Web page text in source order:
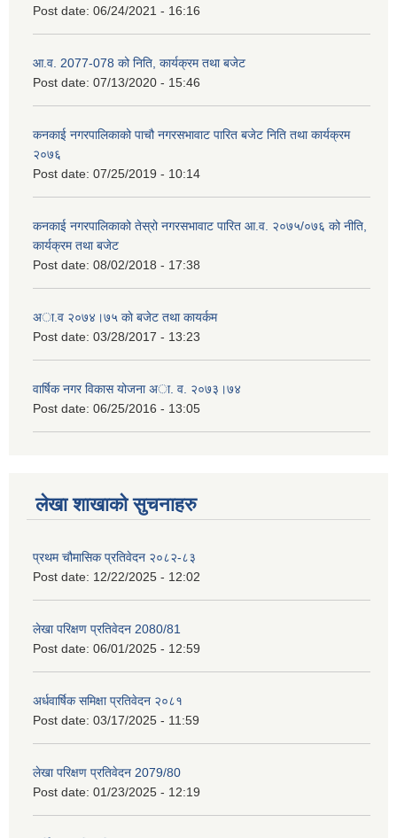
Post date: 06/24/2021 - 16:16
आ.व. 2077-078 को निति, कार्यक्रम तथा बजेट
Post date: 07/13/2020 - 15:46
कनकाई नगरपालिकाको पाचौ नगरसभावाट पारित बजेट निति तथा कार्यक्रम
२०७६
Post date: 07/25/2019 - 10:14
कनकाई नगरपालिकाको तेस्रो नगरसभावाट पारित आ.व. २०७५/०७६ को नीति,
कार्यक्रम तथा बजेट
Post date: 08/02/2018 - 17:38
अा.व २०७४।७५ काे बजेट तथा कायर्कम
Post date: 03/28/2017 - 13:23
वार्षिक नगर विकास योजना अा. व. २०७३।७४
Post date: 06/25/2016 - 13:05
लेखा शाखाको सुचनाहरु
प्रथम चौमासिक प्रतिवेदन २०८२-८३
Post date: 12/22/2025 - 12:02
लेखा परिक्षण प्रतिवेदन 2080/81
Post date: 06/01/2025 - 12:59
अर्धवार्षिक समिक्षा प्रतिवेदन २०८१
Post date: 03/17/2025 - 11:59
लेखा परिक्षण प्रतिवेदन 2079/80
Post date: 01/23/2025 - 12:19